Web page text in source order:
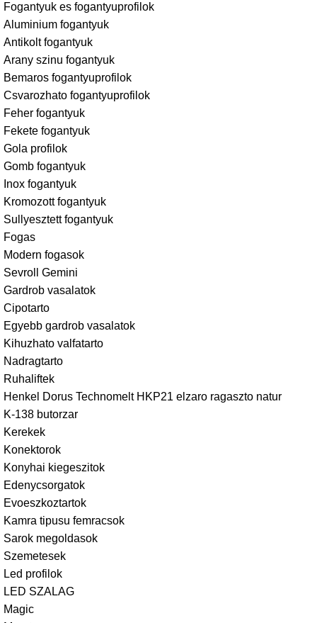
Fogantyuk es fogantyuprofilok
Aluminium fogantyuk
Antikolt fogantyuk
Arany szinu fogantyuk
Bemaros fogantyuprofilok
Csvarozhato fogantyuprofilok
Feher fogantyuk
Fekete fogantyuk
Gola profilok
Gomb fogantyuk
Inox fogantyuk
Kromozott fogantyuk
Sullyesztett fogantyuk
Fogas
Modern fogasok
Sevroll Gemini
Gardrob vasalatok
Cipotarto
Egyebb gardrob vasalatok
Kihuzhato valfatarto
Nadragtarto
Ruhaliftek
Henkel Dorus Technomelt HKP21 elzaro ragaszto natur
K-138 butorzar
Kerekek
Konektorok
Konyhai kiegeszitok
Edenycsorgatok
Evoeszkoztartok
Kamra tipusu femracsok
Sarok megoldasok
Szemetesek
Led profilok
LED SZALAG
Magic